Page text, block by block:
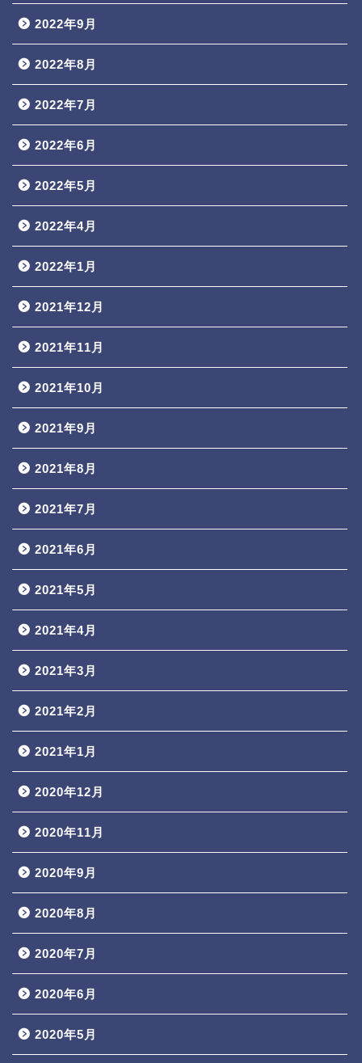
2022年9月
2022年8月
2022年7月
2022年6月
2022年5月
2022年4月
2022年1月
2021年12月
2021年11月
2021年10月
2021年9月
2021年8月
2021年7月
2021年6月
2021年5月
2021年4月
2021年3月
2021年2月
2021年1月
2020年12月
2020年11月
2020年9月
2020年8月
2020年7月
2020年6月
2020年5月